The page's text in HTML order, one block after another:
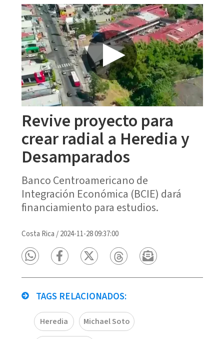
Revive proyecto para
crear radial a Heredia y
Desamparados
Banco Centroamericano de
Integración Económica (BCIE) dará
financiamiento para estudios.
Costa Rica /2024-11-28 09:37:00
TAGS RELACIONADOS:
Heredia Michael Soto